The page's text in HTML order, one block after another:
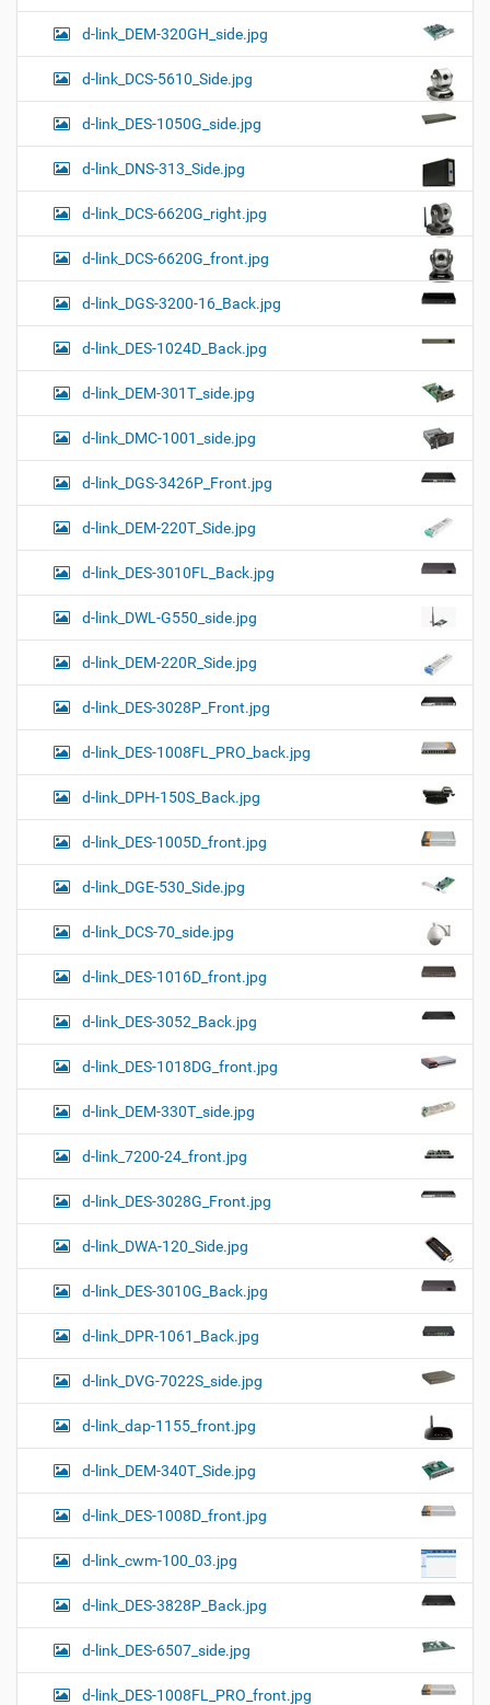
d-link_DEM-320GH_side.jpg
d-link_DCS-5610_Side.jpg
d-link_DES-1050G_side.jpg
d-link_DNS-313_Side.jpg
d-link_DCS-6620G_right.jpg
d-link_DCS-6620G_front.jpg
d-link_DGS-3200-16_Back.jpg
d-link_DES-1024D_Back.jpg
d-link_DEM-301T_side.jpg
d-link_DMC-1001_side.jpg
d-link_DGS-3426P_Front.jpg
d-link_DEM-220T_Side.jpg
d-link_DES-3010FL_Back.jpg
d-link_DWL-G550_side.jpg
d-link_DEM-220R_Side.jpg
d-link_DES-3028P_Front.jpg
d-link_DES-1008FL_PRO_back.jpg
d-link_DPH-150S_Back.jpg
d-link_DES-1005D_front.jpg
d-link_DGE-530_Side.jpg
d-link_DCS-70_side.jpg
d-link_DES-1016D_front.jpg
d-link_DES-3052_Back.jpg
d-link_DES-1018DG_front.jpg
d-link_DEM-330T_side.jpg
d-link_7200-24_front.jpg
d-link_DES-3028G_Front.jpg
d-link_DWA-120_Side.jpg
d-link_DES-3010G_Back.jpg
d-link_DPR-1061_Back.jpg
d-link_DVG-7022S_side.jpg
d-link_dap-1155_front.jpg
d-link_DEM-340T_Side.jpg
d-link_DES-1008D_front.jpg
d-link_cwm-100_03.jpg
d-link_DES-3828P_Back.jpg
d-link_DES-6507_side.jpg
d-link_DES-1008FL_PRO_front.jpg